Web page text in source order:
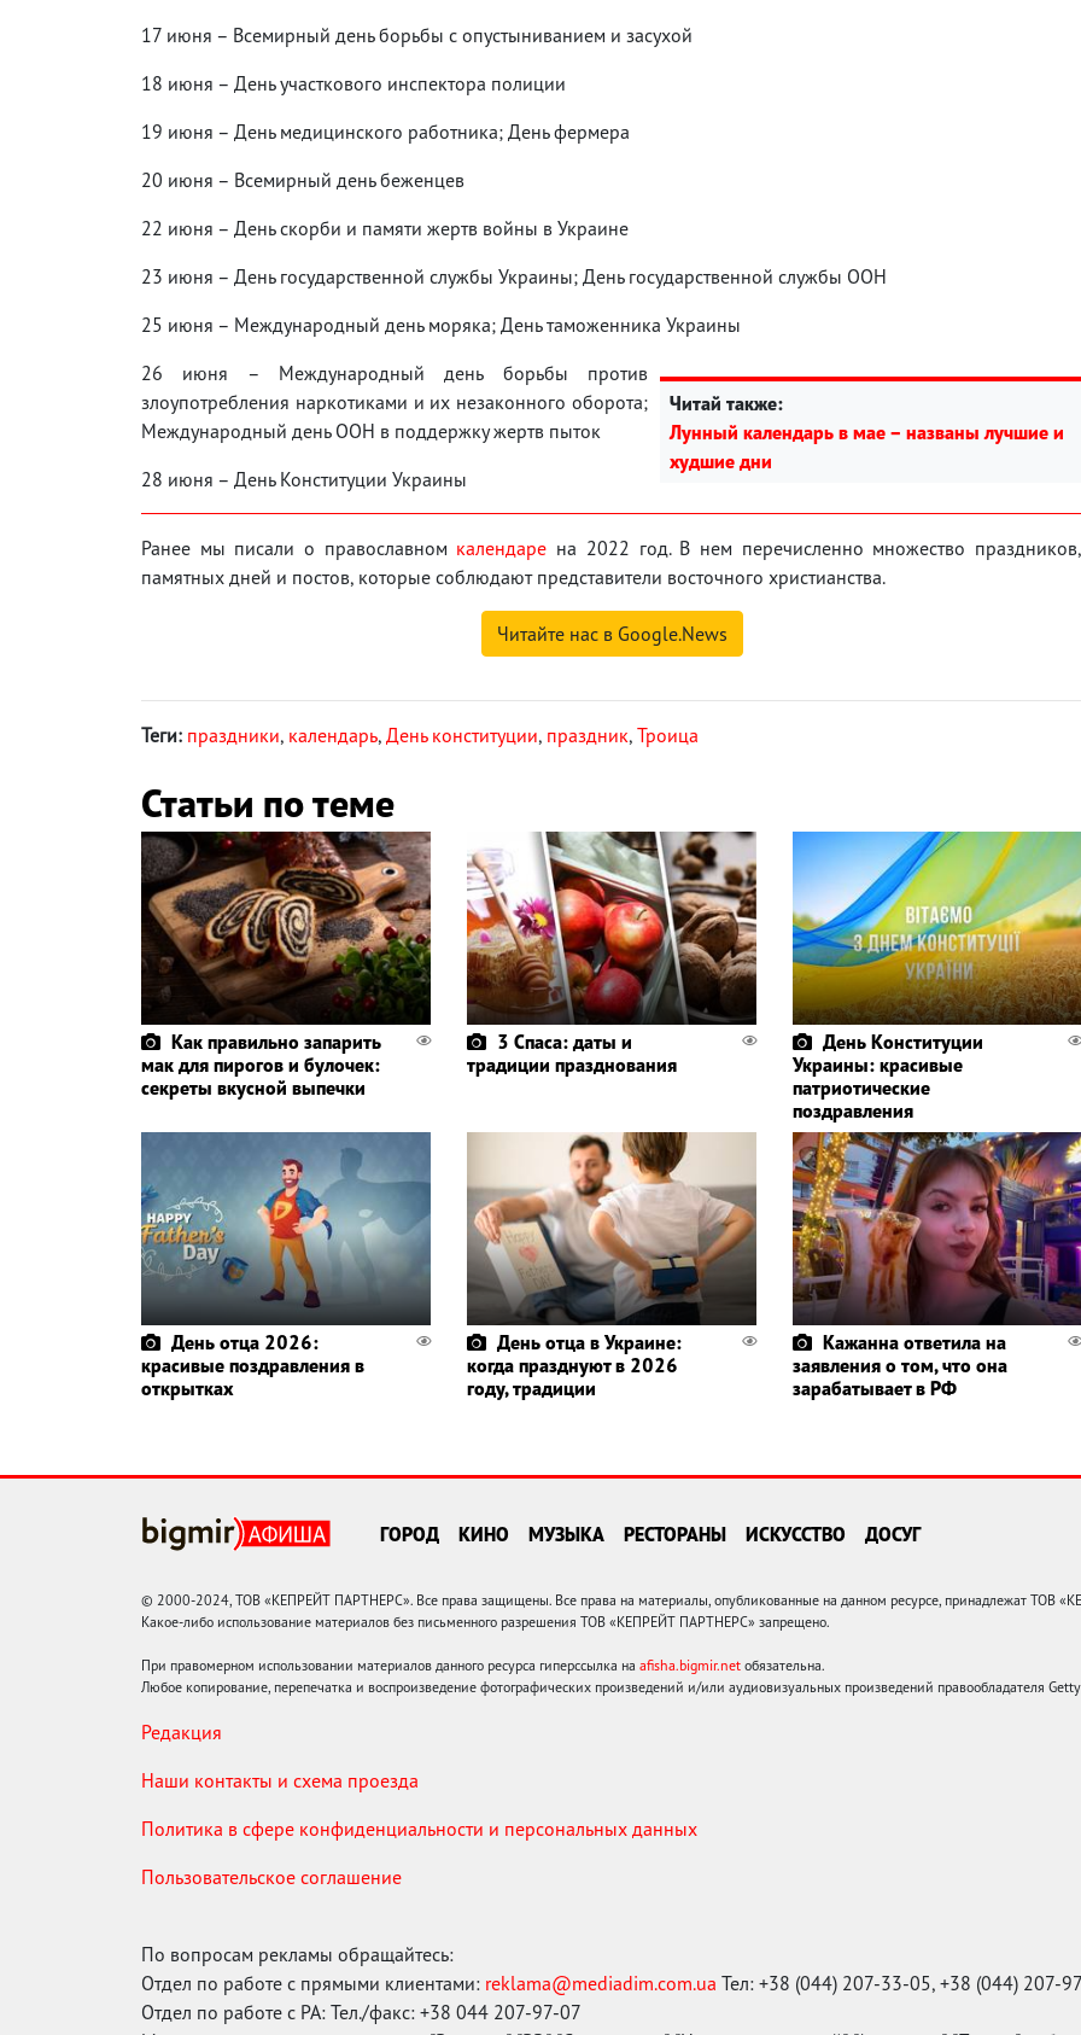
17 июня – Всемирный день борьбы с опустыниванием и засухой
18 июня – День участкового инспектора полиции
19 июня – День медицинского работника; День фермера
20 июня – Всемирный день беженцев
22 июня – День скорби и памяти жертв войны в Украине
23 июня – День государственной службы Украины; День государственной службы ООН
25 июня – Международный день моряка; День таможенника Украины
Читай также:
Лунный календарь в мае – названы лучшие и
худшие дни
26 июня – Международный день борьбы против
злоупотребления наркотиками и их незаконного оборота;
Международный день ООН в поддержку жертв пыток
28 июня – День Конституции Украины
Ранее мы писали о православном календаре на 2022 год. В нем перечисленно множество
памятных дней и постов, которые соблюдают представители восточного христианства.
Читайте нас в Google.News
Теги: праздники, календарь, День конституции, праздник, Троица
Статьи по теме
Как правильно запарить
мак для пирогов и булочек:
секреты вкусной выпечки
3 Спаса: даты и
традиции празднования
День Конституции
Украины: красивые
патриотические
поздравления
День отца 2026:
красивые поздравления в
открытках
День отца в Украине:
когда празднуют в 2026
году, традиции
Кажанна ответила на
заявления о том, что она
зарабатывает в РФ
ГОРОД КИНО МУЗЫКА РЕСТОРАНЫ ИСКУССТВО ДОСУГ
© 2000-2024, ТОВ «КЕПРЕЙТ ПАРТНЕРС». Все права защищены. Все права на материалы, опубликованные на данном ресурсе, принадлежат ТОВ
Какое-либо использование материалов без письменного разрешения ТОВ «КЕПРЕЙТ ПАРТНЕРС» запрещено.
При правомерном использовании материалов данного ресурса гиперссылка на afisha.bigmir.net обязательна.
Любое копирование, перепечатка и воспроизведение фотографических произведений и/или аудиовизуальных произведений правообладателя
Редакция
Наши контакты и схема проезда
Политика в сфере конфиденциальности и персональных данных
Пользовательское соглашение
По вопросам рекламы обращайтесь:
Отдел по работе с прямыми клиентами: reklama@mediadim.com.ua Тел: +38 (044) 207-33-05, +38 (044) 207-
Отдел по работе с РА: Тел./факс: +38 044 207-97-07